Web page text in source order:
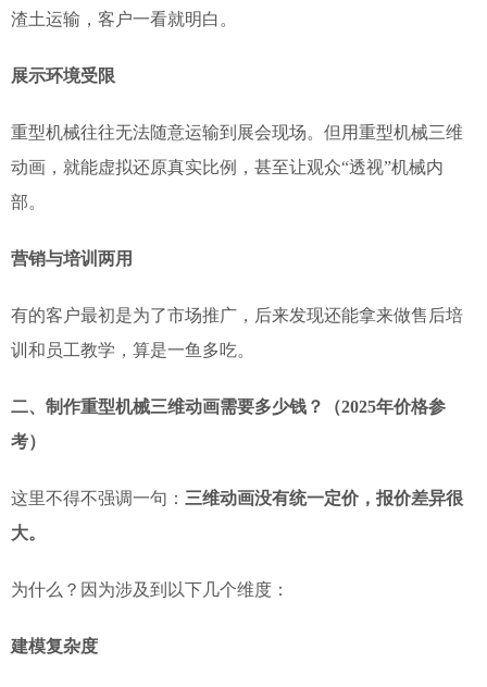
渣土运输，客户一看就明白。
展示环境受限
重型机械往往无法随意运输到展会现场。但用重型机械三维
动画，就能虚拟还原真实比例，甚至让观众“透视”机械内
部。
营销与培训两用
有的客户最初是为了市场推广，后来发现还能拿来做售后培
训和员工教学，算是一鱼多吃。
二、制作重型机械三维动画需要多少钱？（2025年价格参
考）
这里不得不强调一句： 三维动画没有统一定价，报价差异很
大。
为什么？因为涉及到以下几个维度：
建模复杂度